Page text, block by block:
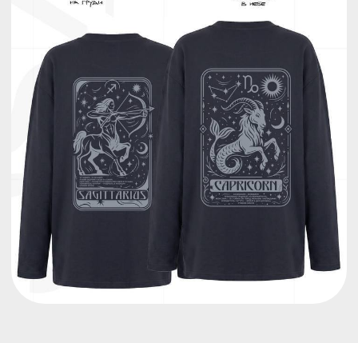
Клиентам
Оплата и доставка
Контакты
Детское фото
Для самых близких
Знаки Зодиака
Чек-лист путешественника
Регионы
Главное
Профессии
По городам
Базовая одежда
Собери свой принт
Гарри Поттер
Одежда
Акции
Уход
Мерч